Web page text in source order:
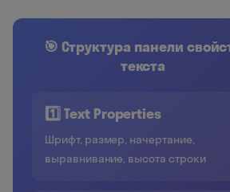
🎯 Структура панели
текста
1️⃣ Text Properties
Шрифт, размер, начертание,
выравнивание, высота строки